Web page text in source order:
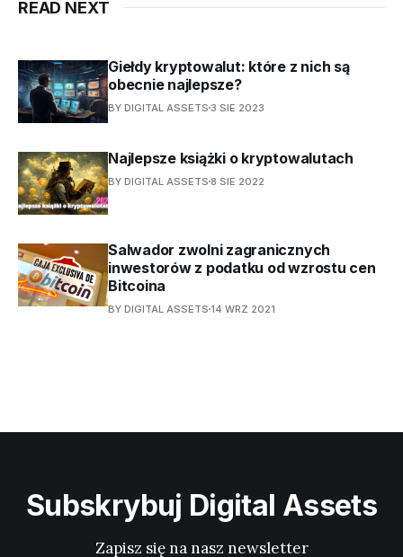
READ NEXT
Giełdy kryptowalut: które z nich są
obecnie najlepsze?
BY DIGITAL ASSETS 3 SIE 2023
Najlepsze książki o kryptowalutach
BY DIGITAL ASSETS 8 SIE 2022
Salwador zwolni zagranicznych
inwestorów z podatku od wzrostu cen
Bitcoina
BY DIGITAL ASSETS 14 WRZ 2021
Subskrybuj Digital Assets
Zapisz się na nasz newsletter